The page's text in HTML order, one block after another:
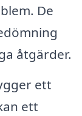
De
åtgärder.
ett
ett